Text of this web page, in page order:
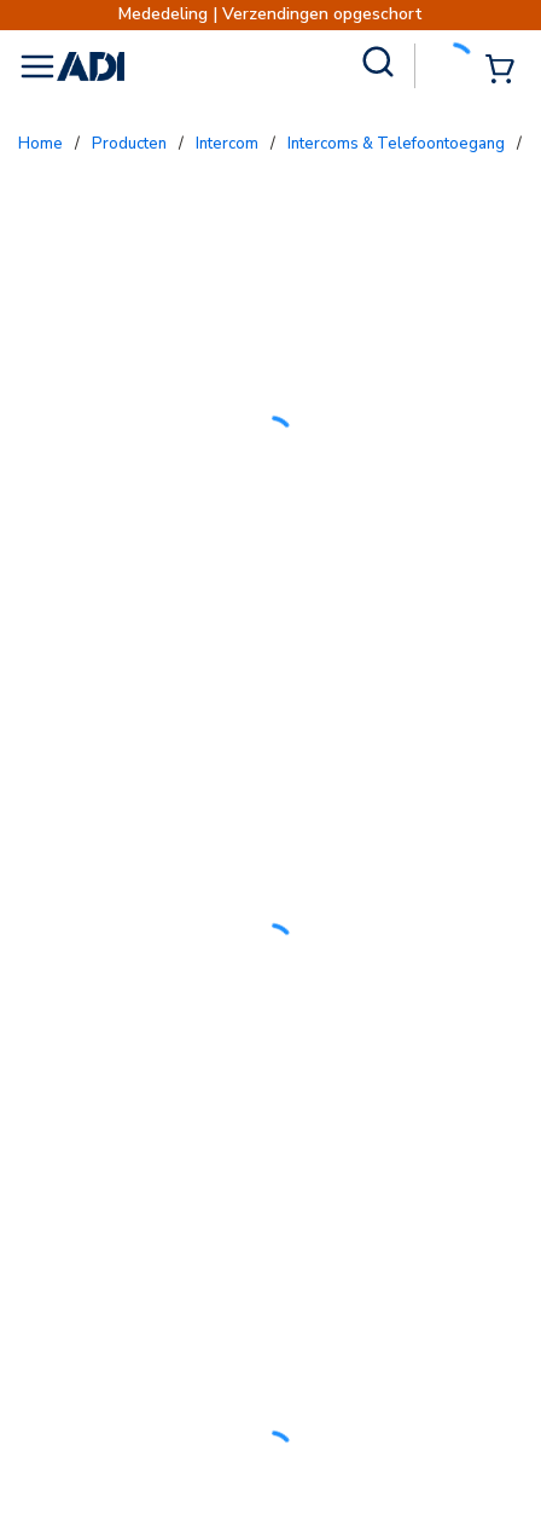
Mededeling | Verzendingen opgeschort
menu
Home / Producten / Intercom / Intercoms & Telefoontoegang /